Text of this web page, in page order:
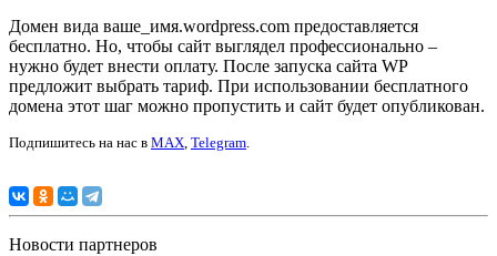
Домен вида ваше_имя.wordpress.com предоставляется
бесплатно. Но, чтобы сайт выглядел профессионально –
нужно будет внести оплату. После запуска сайта WP
предложит выбрать тариф. При использовании бесплатного
домена этот шаг можно пропустить и сайт будет опубликован.
Подпишитесь на нас в MAX, Telegram.
Новости партнеров